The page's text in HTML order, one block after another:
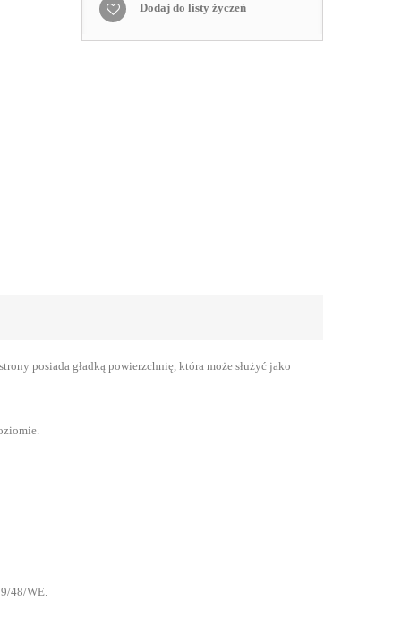
Dodaj do listy życzeń
posiada gładką powierzchnię, która może służyć jako
48/WE.